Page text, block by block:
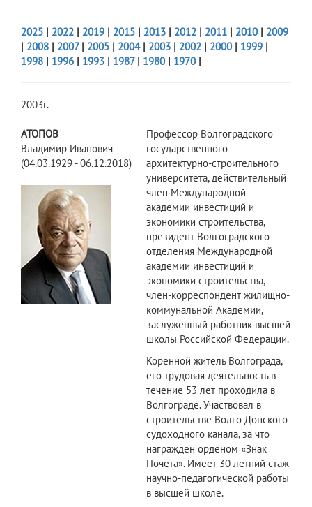
2025 | 2022 | 2019 | 2015 | 2013 | 2012 | 2011 | 2010| 2009
| 2008 | 2007| 2005 | 2004| 2003 | 2002 | 2000| 1999 |
1998 | 1996 | 1993 | 1987| 1980| 1970|
2003г.
АТОПОВ
Владимир Иванович
(04.03.1929 - 06.12.2018)
Профессор Волгоградского
государственного
архитектурно-строительного
университета, действительный
член Международной
академии инвестиций и
экономики строительства,
президент Волгоградского
отделения Международной
академии инвестиций и
экономики строительства,
член-корреспондент жилищно-
коммунальной Академии,
заслуженный работник высшей
школы Российской Федерации.
Коренной житель Волгограда,
его трудовая деятельность в
течение 53 лет проходила в
Волгограде. Участвовал в
строительстве Волго-Донского
судоходного канала, за что
награжден орденом «Знак
Почета». Имеет 30-летний стаж
научно-педагогической работы
в высшей школе.